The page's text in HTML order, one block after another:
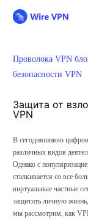
Проволока VPN
безопасности VPN
Защита от
VPN
В сегодняшнюю
различных видов
Однако с
сталкивается со все
виртуальные частные
защитить личную жизнь,
мы рассмотрим, как